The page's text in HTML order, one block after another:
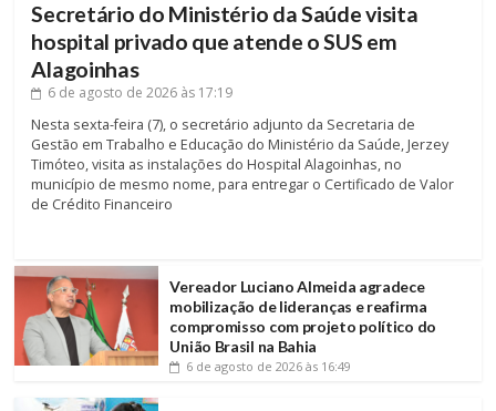
Secretário do Ministério da Saúde visita
hospital privado que atende o SUS em
Alagoinhas
6 de agosto de 2026 às 17:19
Nesta sexta-feira (7), o secretário adjunto da Secretaria de
Gestão em Trabalho e Educação do Ministério da Saúde, Jerzey
Timóteo, visita as instalações do Hospital Alagoinhas, no
município de mesmo nome, para entregar o Certificado de Valor
de Crédito Financeiro
Vereador Luciano Almeida agradece
mobilização de lideranças e reafirma
compromisso com projeto político do
União Brasil na Bahia
6 de agosto de 2026 às 16:49